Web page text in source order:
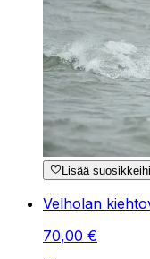
Lisää
Velholan
70,00 €